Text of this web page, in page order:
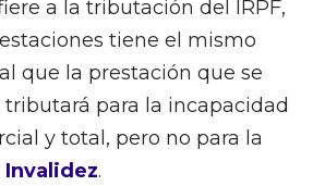
a la tributación del IRPF,
tiene el mismo
que la prestación que se
tributará para la incapacidad
y total, pero no para la
Invalidez.